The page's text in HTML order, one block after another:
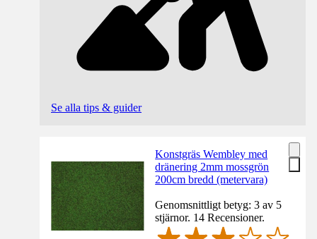
Se alla tips & guider
Konstgräs Wembley med
dränering 2mm mossgrön
200cm bredd (metervara)
Genomsnittligt betyg: 3 av 5
stjärnor. 14 Recensioner.